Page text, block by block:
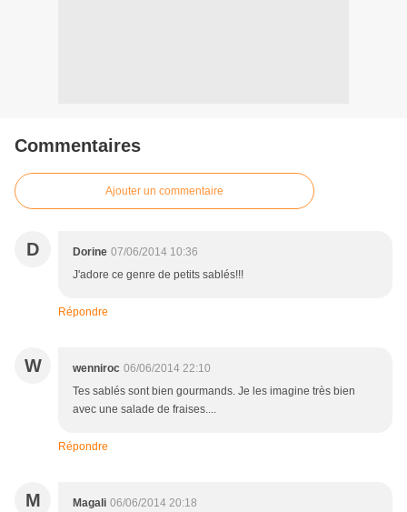
Commentaires
Ajouter un commentaire
D Dorine 07/06/2014 10:36
J'adore ce genre de petits sablés!!!
Répondre
W wenniroc 06/06/2014 22:10
Tes sablés sont bien gourmands. Je les imagine très bien
avec une salade de fraises....
Répondre
M Magali 06/06/2014 20:18